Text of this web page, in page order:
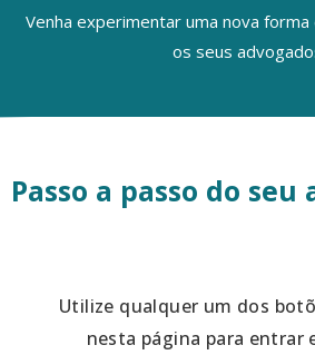
Venha experimentar uma nova
os seus
Passo a passo do
Utilize qualquer um dos
nesta página para entrar